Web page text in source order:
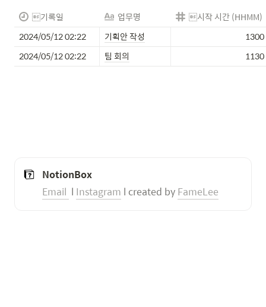
기록일
업무명
시작 시간 (HHMM)
2024/05/12 02:22
기획안 작성
1300
2024/05/12 02:22
팀 회의 1130
NotionBox
Email l Instagram l created by FameLee